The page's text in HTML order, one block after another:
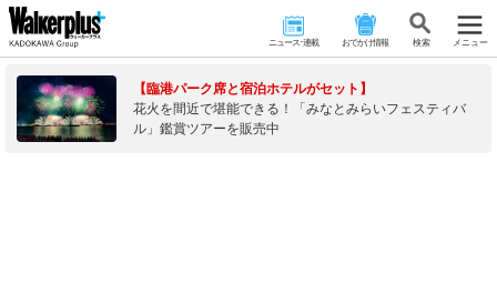
ニュース･連載 おでかけ情報 検 索 メニュー
【臨港パーク席と宿泊ホテルがセット】
花火を間近で堪能できる！「みなとみらいフェスティバ
ル」鑑賞ツアーを販売中